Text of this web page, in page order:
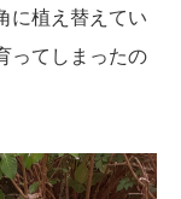
に植え替えてい
ってしまったの